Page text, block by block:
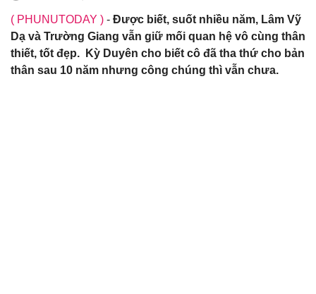
( PHUNUTODAY ) - Được biết, suốt nhiều năm, Lâm Vỹ
Dạ và Trường Giang vẫn giữ mối quan hệ vô cùng thân
thiết, tốt đẹp. Kỳ Duyên cho biết cô đã tha thứ cho bản
thân sau 10 năm nhưng công chúng thì vẫn chưa.